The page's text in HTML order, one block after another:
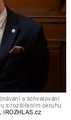
a schvalování
s rozšířením okruhu
,iROZHLAS.cz